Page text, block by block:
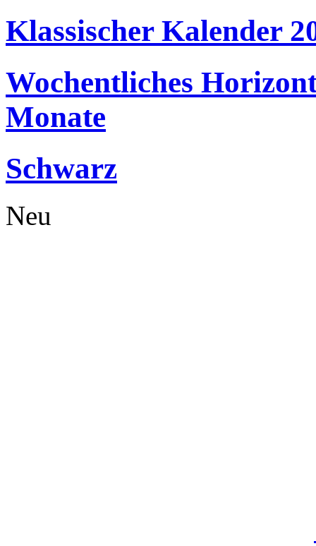
Klassischer Kalender
Wochentliches
Monate
Schwarz
Neu